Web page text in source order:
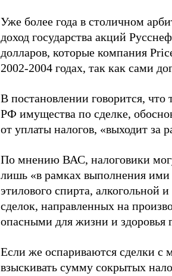
Уже более года в столичном
доход государства акций
долларов, которые компания
2002-2004 годах, так как сами
В постановлении говорится, что
РФ имущества по сделке,
от уплаты налогов, «выходит за
По мнению ВАС, налоговики
лишь «в рамках выполнения ими
этилового спирта, алкогольной
сделок, направленных на
опасными для жизни и здоровья
Если же оспариваются сделки
взыскивать сумму сокрытых